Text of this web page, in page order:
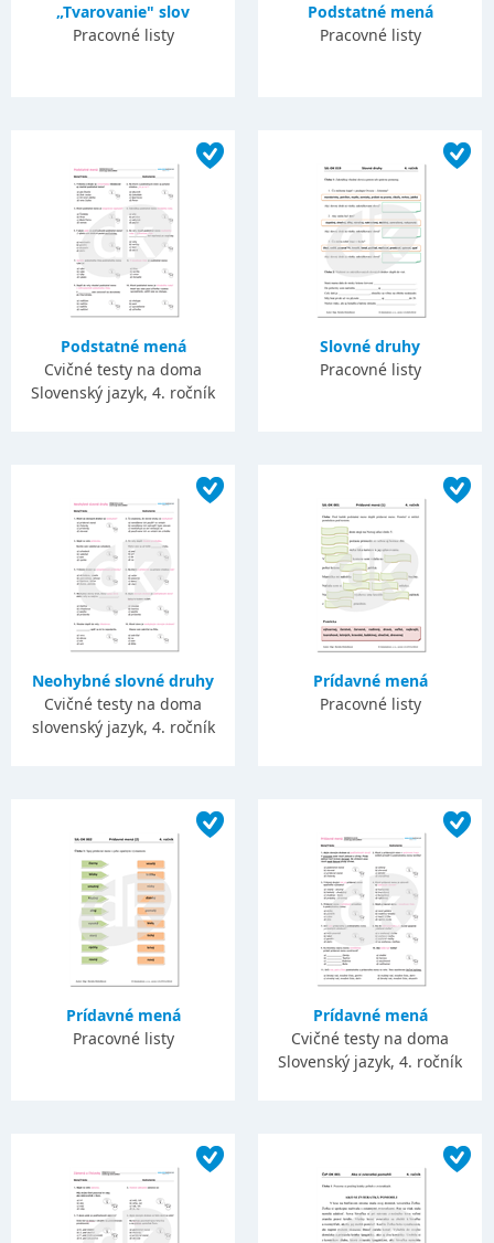
„Tvarovanie" slov
Pracovné listy
Podstatné mená
Pracovné listy
Podstatné mená
Cvičné testy na doma
Slovenský jazyk, 4. ročník
Slovné druhy
Pracovné listy
Neohybné slovné druhy
Cvičné testy na doma
slovenský jazyk, 4. ročník
Prídavné mená
Pracovné listy
Prídavné mená
Pracovné listy
Prídavné mená
Cvičné testy na doma
Slovenský jazyk, 4. ročník